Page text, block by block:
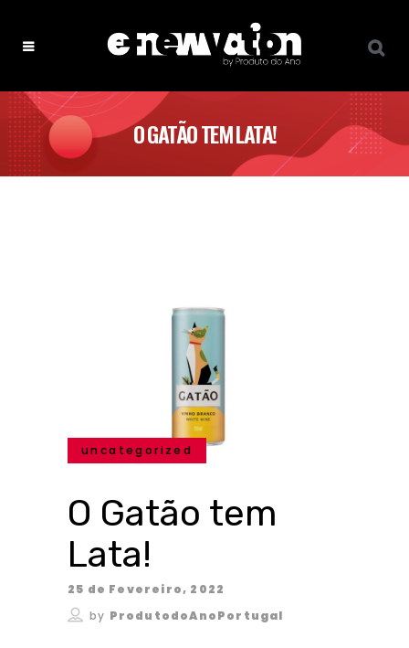
O GATÃO TEM LATA!
uncategorized
O Gatão tem
Lata!
25 de Fevereiro, 2022
by ProdutodoAnoPortugal